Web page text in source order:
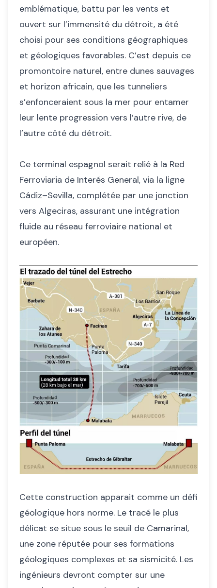
emblématique, battu par les vents et
ouvert sur l’immensité du détroit, a été
choisi pour ses conditions géographiques
et géologiques favorables. C’est depuis ce
promontoire naturel, entre dunes sauvages
et horizon africain, que les tunneliers
s’enfonceraient sous la mer pour entamer
leur lente progression vers l’autre rive, de
l’autre côté du détroit.
Ce terminal espagnol serait relié à la Red
Ferroviaria de Interés General, via la ligne
Cádiz–Sevilla, complétée par une jonction
vers Algeciras, assurant une intégration
fluide au réseau ferroviaire national et
européen.
Cette construction apparait comme un défi
géologique hors norme. Le tracé le plus
délicat se situe sous le seuil de Camarinal,
une zone réputée pour ses formations
géologiques complexes et sa sismicité. Les
ingénieurs devront compter sur une